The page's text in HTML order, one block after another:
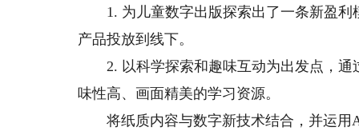
1. 为儿童数字出版探索出了一条新盈利
产品投放到线下。
2. 以科学探索和趣味互动为出发点，通
味性高、画面精美的学习资源。
将纸质内容与数字新技术结合，并运用